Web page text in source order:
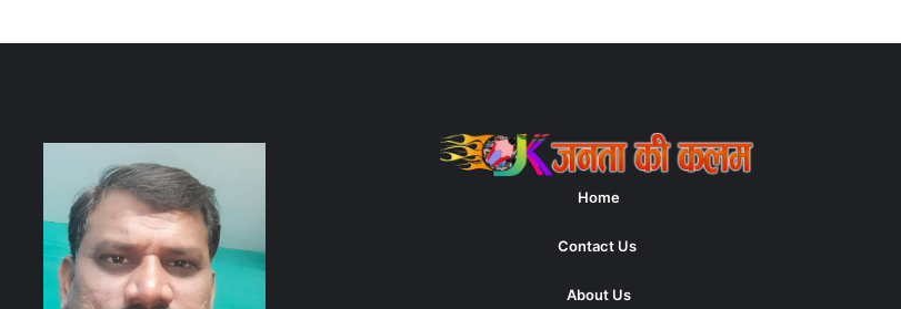
Home
Contact Us
About Us